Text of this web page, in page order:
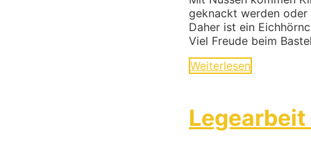
geknackt werden oder
Daher ist ein
Viel Freude beim
Weiterlesen